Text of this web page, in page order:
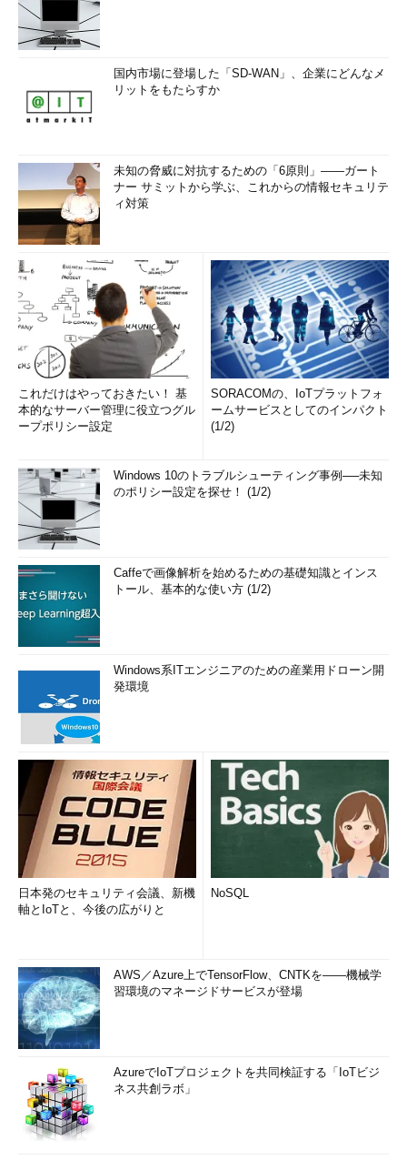
国内市場に登場した「SD-WAN」、企業にどんなメ
リットをもたらすか
未知の脅威に対抗するための「6原則」――ガート
ナー サミットから学ぶ、これからの情報セキュリテ
ィ対策
これだけはやっておきたい！ 基
本的なサーバー管理に役立つグル
ープポリシー設定
SORACOMの、IoTプラットフォ
ームサービスとしてのインパクト
(1/2)
Windows 10のトラブルシューティング事例──未知
のポリシー設定を探せ！ (1/2)
Caffeで画像解析を始めるための基礎知識とインス
トール、基本的な使い方 (1/2)
Windows系ITエンジニアのための産業用ドローン開
発環境
日本発のセキュリティ会議、新機
軸とIoTと、今後の広がりと
NoSQL
AWS／Azure上でTensorFlow、CNTKを――機械学
習環境のマネージドサービスが登場
AzureでIoTプロジェクトを共同検証する「IoTビジ
ネス共創ラボ」